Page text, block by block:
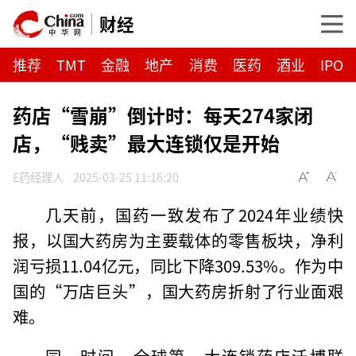
财经
推荐 TMT 金融 地产 消费 医药 酒业 IPO
药店“雪崩”倒计时：每天274家闭
店‌，“贱卖”最大连锁仅是开始
E药经理人 2025-03-25 11:16:20
几天前，国药一致发布了2024年业绩快
报，以国大药房为主要载体的零售板块，净利
润亏损11.04亿元，同比下降309.53%。作为中
国的“万店巨头”，国大药房折射了行业面艰
难。